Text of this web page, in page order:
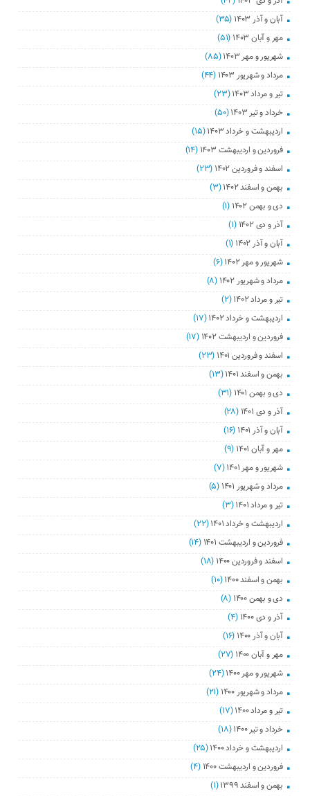
آبان و آذر ۱۴۰۳
(۳۵)
مهر و آبان ۱۴۰۳
(۵۱)
شهریور و مهر ۱۴۰۳
(۸۵)
مرداد و شهریور ۱۴۰۳
(۴۴)
تیر و مرداد ۱۴۰۳
(۲۳)
خرداد و تیر ۱۴۰۳
(۵۰)
اردیبهشت و خرداد ۱۴۰۳
(۱۵)
فروردین و اردیبهشت ۱۴۰۳
(۱۴)
اسفند و فروردین ۱۴۰۲
(۲۳)
بهمن و اسفند ۱۴۰۲
(۳)
دی و بهمن ۱۴۰۲
(۱)
آذر و دی ۱۴۰۲
(۱)
آبان و آذر ۱۴۰۲
(۱)
شهریور و مهر ۱۴۰۲
(۶)
مرداد و شهریور ۱۴۰۲
(۸)
تیر و مرداد ۱۴۰۲
(۲)
اردیبهشت و خرداد ۱۴۰۲
(۱۷)
فروردین و اردیبهشت ۱۴۰۲
(۱۷)
اسفند و فروردین ۱۴۰۱
(۲۳)
بهمن و اسفند ۱۴۰۱
(۱۳)
دی و بهمن ۱۴۰۱
(۳۱)
آذر و دی ۱۴۰۱
(۲۸)
آبان و آذر ۱۴۰۱
(۱۶)
مهر و آبان ۱۴۰۱
(۹)
شهریور و مهر ۱۴۰۱
(۷)
مرداد و شهریور ۱۴۰۱
(۵)
تیر و مرداد ۱۴۰۱
(۳)
اردیبهشت و خرداد ۱۴۰۱
(۲۲)
فروردین و اردیبهشت ۱۴۰۱
(۱۴)
اسفند و فروردین ۱۴۰۰
(۱۸)
بهمن و اسفند ۱۴۰۰
(۱۰)
دی و بهمن ۱۴۰۰
(۸)
آذر و دی ۱۴۰۰
(۴)
آبان و آذر ۱۴۰۰
(۱۶)
مهر و آبان ۱۴۰۰
(۲۷)
شهریور و مهر ۱۴۰۰
(۲۴)
مرداد و شهریور ۱۴۰۰
(۲۱)
تیر و مرداد ۱۴۰۰
(۱۷)
خرداد و تیر ۱۴۰۰
(۱۸)
اردیبهشت و خرداد ۱۴۰۰
(۲۵)
فروردین و اردیبهشت ۱۴۰۰
(۴)
بهمن و اسفند ۱۳۹۹
(۱)